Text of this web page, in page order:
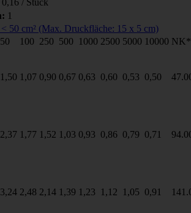
0,16 / Stück
1
50 cm² (Max. Druckfläche: 15 x 5 cm)
50 100 250 500 1000 2500 5000 10000 NK*
1,50 1,07 0,90 0,67 0,63 0,60 0,53 0,50
2,37 1,77 1,52 1,03 0,93 0,86 0,79 0,71
3,24 2,48 2,14 1,39 1,23 1,12 1,05 0,91